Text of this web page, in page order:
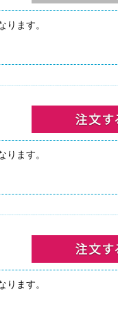
ます。
ます。
ます。